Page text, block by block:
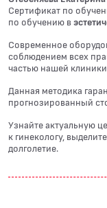
Сертификат по
по обучению в
Современное
соблюдением всех
частью нашей
Данная методика
прогнозированный
Узнайте актуальную
к гинекологу,
долголетие.